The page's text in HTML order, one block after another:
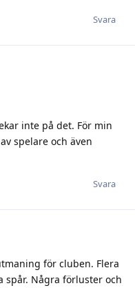
Svara
inte på det. För min
spelare och även
Svara
för cluben. Flera
spår. Några förluster och